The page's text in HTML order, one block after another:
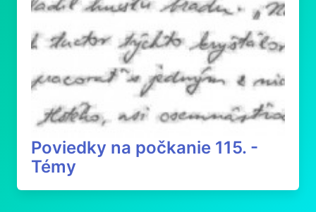
Poviedky na počkanie 115. -
Témy